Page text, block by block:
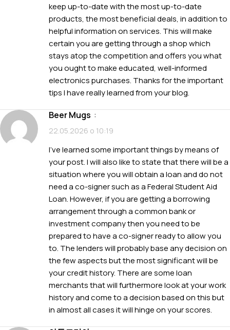
keep up-to-date with the most up-to-date
products, the most beneficial deals, in addition to
helpful information on services. This will make
certain you are getting through a shop which
stays atop the competition and offers you what
you ought to make educated, well-informed
electronics purchases. Thanks for the important
tips I have really learned from your blog.
Beer Mugs :
22.05.2026 о 10:19
I’ve learned some important things by means of
your post. I will also like to state that there will be a
situation where you will obtain a loan and do not
need a co-signer such as a Federal Student Aid
Loan. However, if you are getting a borrowing
arrangement through a common bank or
investment company then you need to be
prepared to have a co-signer ready to allow you
to. The lenders will probably base any decision on
the few aspects but the most significant will be
your credit history. There are some loan
merchants that will furthermore look at your work
history and come to a decision based on this but
in almost all cases it will hinge on your scores.